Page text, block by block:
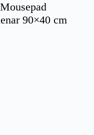
90×40 cm